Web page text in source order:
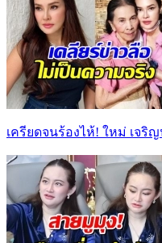
เครียดจนร้องไห้! ใหม่ เจริ